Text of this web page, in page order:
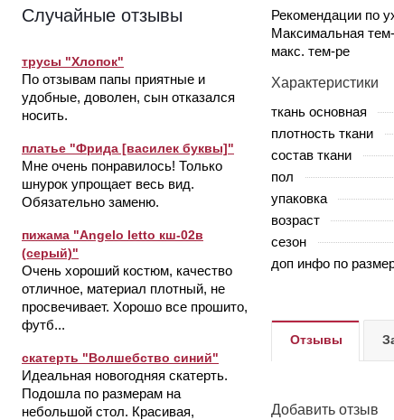
Случайные отзывы
трусы "Хлопок"
По отзывам папы приятные и
удобные, доволен, сын отказался
носить.
платье "Фрида [василек буквы]"
Мне очень понравилось! Только
шнурок упрощает весь вид.
Обязательно заменю.
пижама "Angelo letto кш-02в
(серый)"
Очень хороший костюм, качество
отличное, материал плотный, не
просвечивает. Хорошо все прошито,
футб...
скатерть "Волшебство синий"
Идеальная новогодняя скатерть.
Подошла по размерам на
небольшой стол. Красивая,
Рекомендации по
Максимальная
макс. тем-ре
Характеристики
ткань основная
плотность ткани
состав ткани
пол
упаковка
возраст
сезон
доп инфо по
Отзывы
Добавить отзыв